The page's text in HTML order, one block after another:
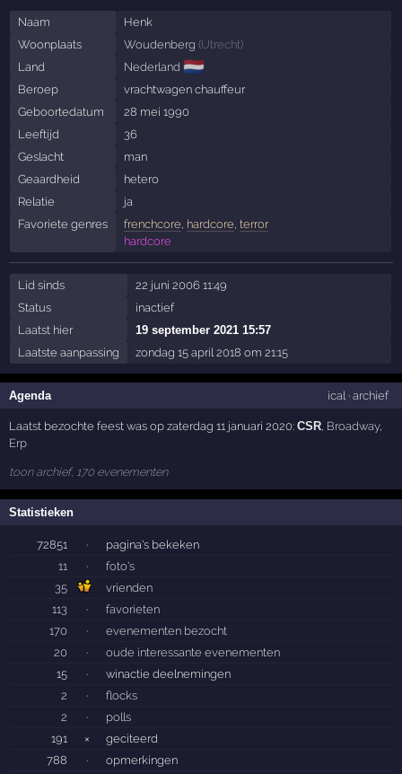
Naam
Henk
Woonplaats
Woudenberg (Utrecht)
Land
Nederland 🇳🇱
Beroep
vrachtwagen chauffeur
Geboortedatum
28 mei 1990
Leeftijd
36
Geslacht
man
Geaardheid
hetero
Relatie
ja
Favoriete genres
frenchcore, hardcore, terror
hardcore
Lid sinds
22 juni 2006 11:49
Status
inactief
Laatst hier
19 september 2021 15:57
Laatste aanpassing
zondag 15 april 2018 om 21:15
Agenda ical· archief
Laatst bezochte feest was op zaterdag 11 januari 2020:CSR, Broadway,
Erp
toon archief, 170 evenementen
Statistieken
72851 ·
pagina's bekeken
11
·
foto's
35
vrienden
113
·
favorieten
170
·
evenementen bezocht
20
·
oude interessante evenementen
15
·
winactie deelnemingen
2
·
flocks
2
·
polls
191
×
geciteerd
788
·
opmerkingen